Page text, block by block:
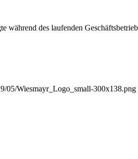
während des laufenden
05/Wiesmayr_Logo_small-300x138.png